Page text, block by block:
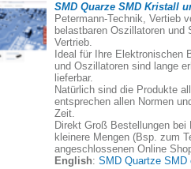
SMD Quarze SMD Kristall
Petermann-Technik, Vertieb
belastbaren Oszillatoren und
Vertrieb.
Ideal für Ihre Elektronischen
und Oszillatoren sind lange
lieferbar.
Natürlich sind die Produkte
entsprechen allen Normen
Zeit.
Direkt Groß Bestellungen bei
kleinere Mengen (Bsp. zum
angeschlossenen Online
English: SMD Quartze